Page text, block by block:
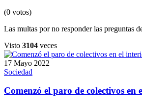
(0 votos)
Las multas por no responder las preguntas
Visto 3104 veces
17 Mayo 2022
Sociedad
Comenzó el paro de colectivos en